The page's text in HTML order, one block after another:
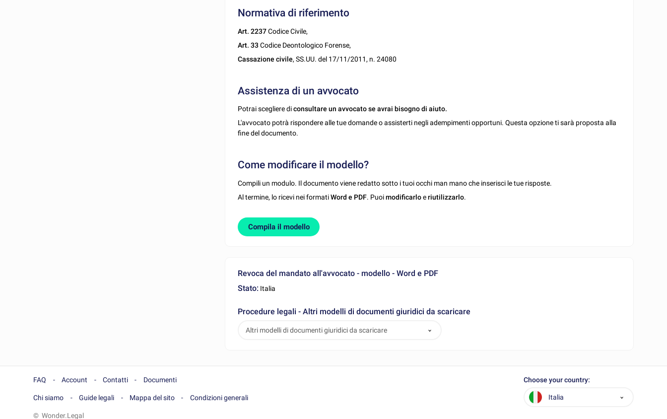
Normativa di riferimento
Art. 2237Codice Civile,
Art. 33 Codice Deontologico Forense,
Cassazione civile, SS.UU. del 17/11/2011, n. 24080
Assistenza di un avvocato
Potrai scegliere diconsultare un avvocato se avrai bisogno di aiuto.
L'avvocato potrà rispondere alle tue domande o assisterti negli adempimenti opportuni. Questa opzione ti sarà proposta alla
fine del documento.
Come modificare il modello?
Compili un modulo. Il documento viene redatto sotto i tuoi occhi man mano che inserisci le tue risposte.
Al termine, lo ricevi nei formatiWord e PDF. Puoimodificarloeriutilizzarlo.
Compila il modello
Revoca del mandato all'avvocato - modello - Word e PDF
Stato: Italia
Procedure legali - Altri modelli di documenti giuridici da scaricare
Altri modelli di documenti giuridici da scaricare
FAQ Account Contatti Documenti
Chi siamo Guide legali Mappa del sito Condizioni generali
Choose your country:
Italia
© Wonder.Legal